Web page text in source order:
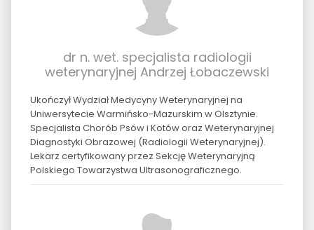
dr n. wet. specjalista radiologii
weterynaryjnej Andrzej Łobaczewski
Ukończył Wydział Medycyny Weterynaryjnej na
Uniwersytecie Warmińsko-Mazurskim w Olsztynie.
Specjalista Chorób Psów i Kotów oraz Weterynaryjnej
Diagnostyki Obrazowej (Radiologii Weterynaryjnej).
Lekarz certyfikowany przez Sekcję Weterynaryjną
Polskiego Towarzystwa Ultrasonograficznego.